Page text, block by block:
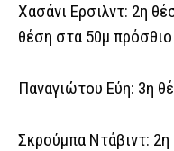
Χασάνι Ερσιλντ: 2η
θέση στα 50μ πρόσθιο
Παναγιώτου Εύη: 3η
Σκρούμπα Ντάβιντ: